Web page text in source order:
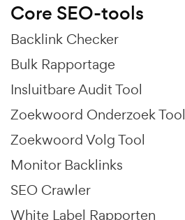
Core SEO-tools
Backlink Checker
Bulk Rapportage
Insluitbare Audit Tool
Zoekwoord Onderzoek Tool
Zoekwoord Volg Tool
Monitor Backlinks
SEO Crawler
White Label Rapporten